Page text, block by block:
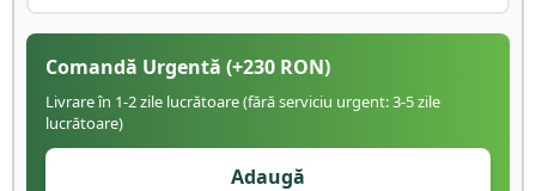
Comandă Urgentă (+230 RON)
Livrare în 1-2 zile lucrătoare (fără serviciu urgent: 3-5 zile
lucrătoare)
Adaugă